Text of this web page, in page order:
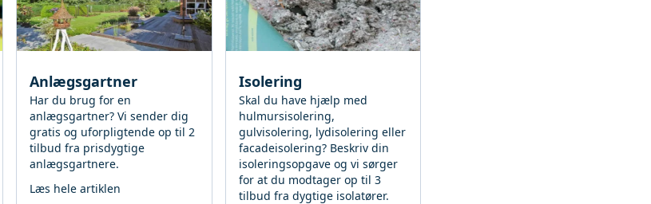
Anlægsgartner
Har du brug for en
anlægsgartner? Vi sender dig
gratis og uforpligtende op til 2
tilbud fra prisdygtige
anlægsgartnere.
Læs hele artiklen
Isolering
Skal du have hjælp med
hulmursisolering,
gulvisolering, lydisolering eller
facadeisolering? Beskriv din
isoleringsopgave og vi sørger
for at du modtager op til 3
tilbud fra dygtige isolatører.